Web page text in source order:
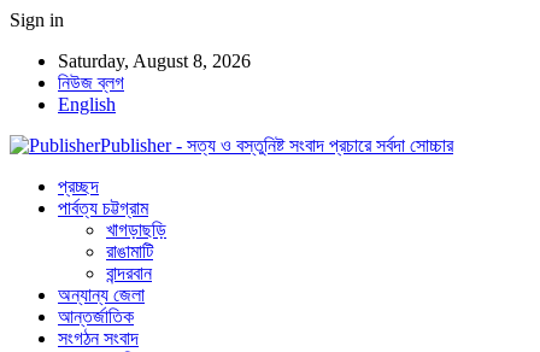
Sign in
Saturday, August 8, 2026
নিউজ ব্লগ
English
Publisher - সত্য ও বস্তুনিষ্ট সংবাদ প্রচারে সর্বদা সোচ্চার
প্রচ্ছদ
পার্বত্য চট্টগ্রাম
খাগড়াছড়ি
রাঙামাটি
বান্দরবান
অন্যান্য জেলা
আন্তর্জাতিক
সংগঠন সংবাদ